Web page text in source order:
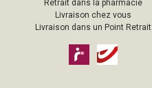
Retrait dans la pharmacie
Livraison chez vous
Livraison dans un Point Retrait